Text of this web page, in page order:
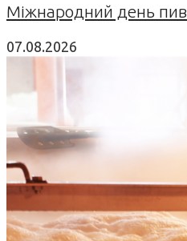
Міжнародний день
07.08.2026